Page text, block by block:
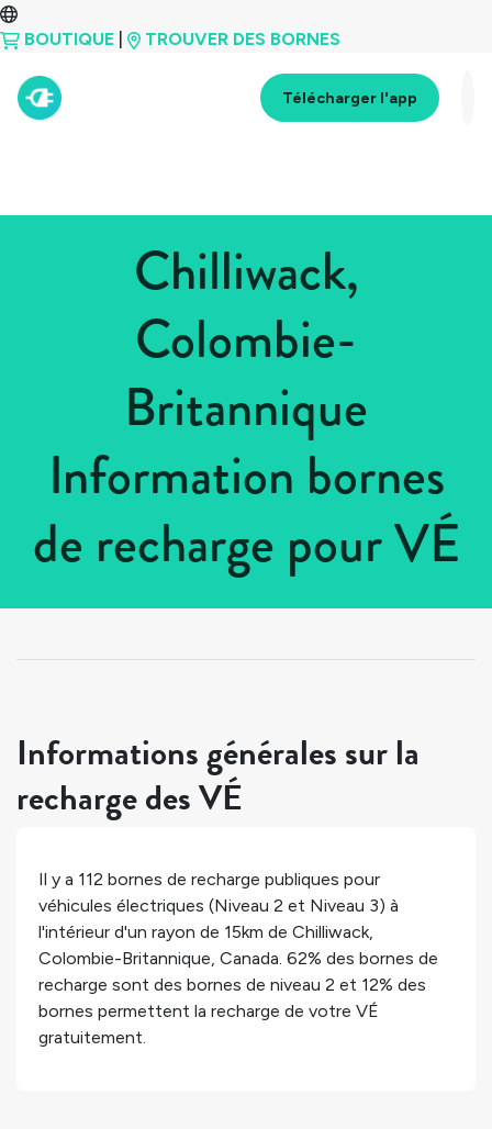
BOUTIQUE TROUVER DES BORNES
Télécharger l'app
Chilliwack,
Colombie-
Britannique
Information bornes
de recharge pour VÉ
> Colombie-Britannique
Informations générales sur la
recharge des VÉ
Il y a 112 bornes de recharge publiques pour
véhicules électriques (Niveau 2 et Niveau 3) à
l'intérieur d'un rayon de 15km de Chilliwack,
Colombie-Britannique, Canada. 62% des bornes de
recharge sont des bornes de niveau 2 et 12% des
bornes permettent la recharge de votre VÉ
gratuitement.